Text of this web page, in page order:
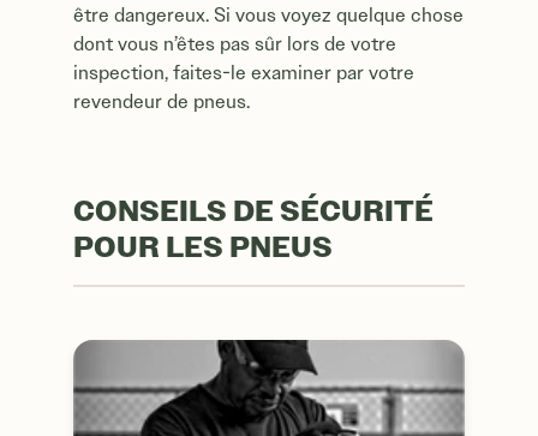
être dangereux. Si vous voyez quelque chose
dont vous n’êtes pas sûr lors de votre
inspection, faites-le examiner par votre
revendeur de pneus.
CONSEILS DE SÉCURITÉ
POUR LES PNEUS